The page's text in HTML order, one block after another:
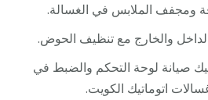
ومجفف الملابس في الغسالة.
والخارج مع تنظيف الحوض.
صيانة لوحة التحكم والضبط في
اتوماتيك الكويت.